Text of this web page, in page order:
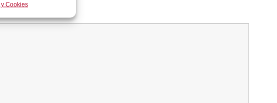
Cookies